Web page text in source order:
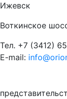
Ижевск
Воткинское
Тел. +7 (3412)
E-mail: